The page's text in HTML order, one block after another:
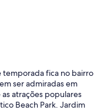
temporada fica no bairro
ser admiradas em
atrações populares
Beach Park. Jardim